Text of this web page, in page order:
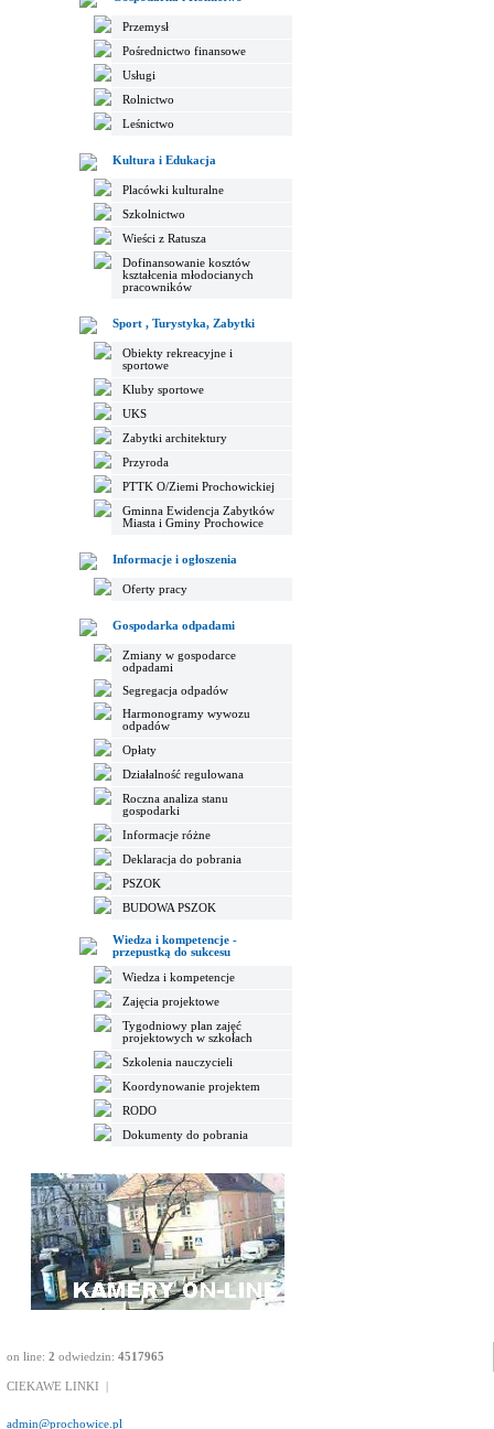
Przemysł
Pośrednictwo finansowe
Usługi
Rolnictwo
Leśnictwo
Kultura i Edukacja
Placówki kulturalne
Szkolnictwo
Wieści z Ratusza
Dofinansowanie kosztów
kształcenia młodocianych
pracowników
Sport , Turystyka, Zabytki
Obiekty rekreacyjne i
sportowe
Kluby sportowe
UKS
Zabytki architektury
Przyroda
PTTK O/Ziemi Prochowickiej
Gminna Ewidencja Zabytków
Miasta i Gminy Prochowice
Informacje i ogłoszenia
Oferty pracy
Gospodarka odpadami
Zmiany w gospodarce
odpadami
Segregacja odpadów
Harmonogramy wywozu
odpadów
Opłaty
Działalność regulowana
Roczna analiza stanu
gospodarki
Informacje różne
Deklaracja do pobrania
PSZOK
BUDOWA PSZOK
Wiedza i kompetencje -
przepustką do sukcesu
Wiedza i kompetencje
Zajęcia projektowe
Tygodniowy plan zajęć
projektowych w szkołach
Szkolenia nauczycieli
Koordynowanie projektem
RODO
Dokumenty do pobrania
on line: 2 odwiedzin: 4517965
CIEKAWE LINKI
admin@prochowice.pl